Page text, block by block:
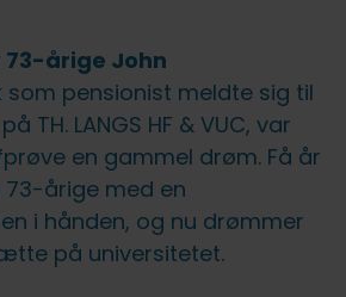
årige John
som pensionist meldte sig til
TH. LANGS HF & VUC, var
en gammel drøm. Få år
årige med en
i hånden, og nu drømmer
på universitetet.